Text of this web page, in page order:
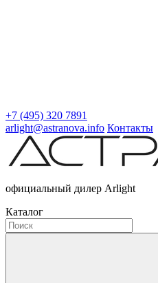
+7 (495) 320 7891
arlight@astranova.info Контакты
официальный дилер Arlight
Каталог